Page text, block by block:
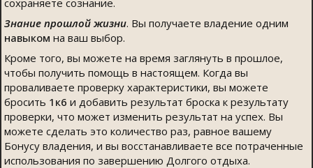
сохраняете сознание.
Знание прошлой жизни. Вы получаете владение одним
навыком на ваш выбор.
Кроме того, вы можете на время заглянуть в прошлое,
чтобы получить помощь в настоящем. Когда вы
проваливаете проверку характеристики, вы можете
бросить 1к6 и добавить результат броска к результату
проверки, что может изменить результат на успех. Вы
можете сделать это количество раз, равное вашему
Бонусу владения, и вы восстанавливаете все потраченные
использования по завершению Долгого отдыха.